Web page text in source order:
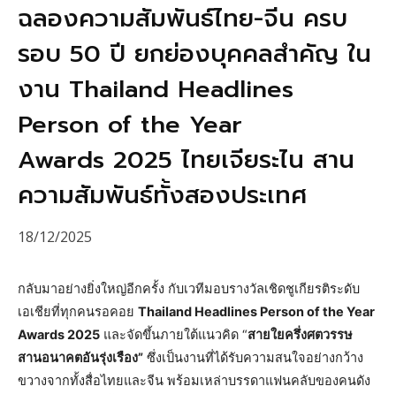
ฉลองความสัมพันธ์ไทย-จีน ครบ
รอบ 50 ปี ยกย่องบุคคลสำคัญ ใน
งาน Thailand Headlines
Person of the Year
Awards 2025 ไทยเจียระไน สาน
ความสัมพันธ์ทั้งสองประเทศ
18/12/2025
กลับมาอย่างยิ่งใหญ่อีกครั้ง กับเวทีมอบรางวัลเชิดชูเกียรติระดับ
เอเชียที่ทุกคนรอคอย Thailand Headlines Person of the Year
Awards 2025 และจัดขึ้นภายใต้แนวคิด “สายใยครึ่งศตวรรษ
สานอนาคตอันรุ่งเรือง” ซึ่งเป็นงานที่ได้รับความสนใจอย่างกว้าง
ขวางจากทั้งสื่อไทยและจีน พร้อมเหล่าบรรดาแฟนคลับของคนดัง